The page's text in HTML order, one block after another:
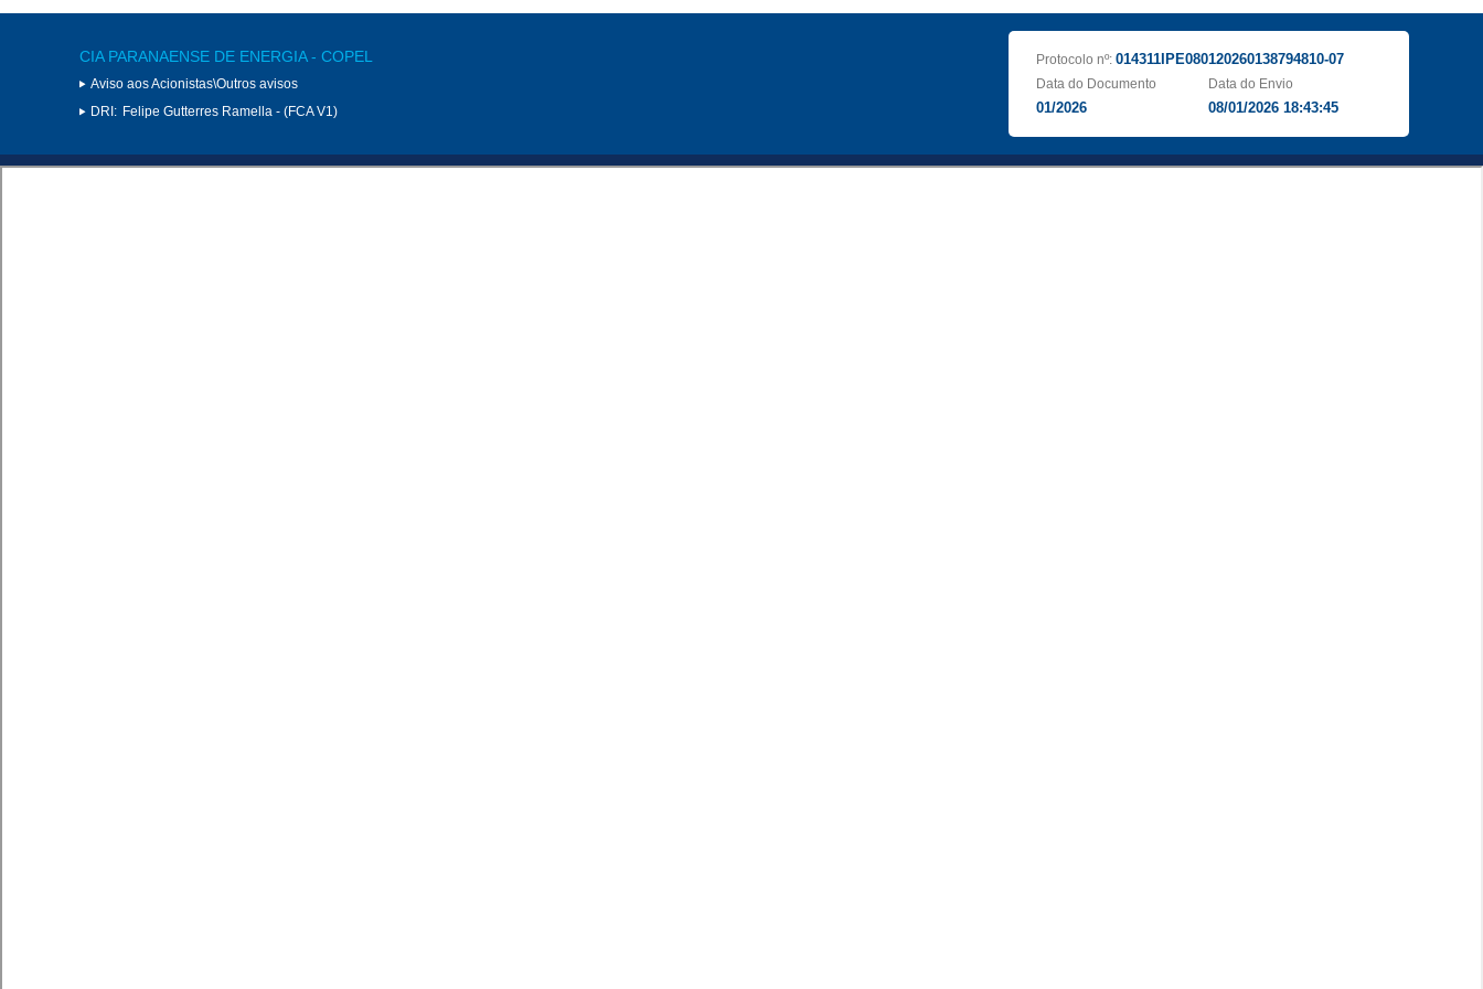
CIA PARANAENSE DE ENERGIA - COPEL
Aviso aos Acionistas\Outros avisos
DRI: Felipe Gutterres Ramella - (FCA V1)
Protocolo nº: 014311IPE080120260138794810-07
Data do Documento
01/2026
Data do Envio
08/01/2026 18:43:45